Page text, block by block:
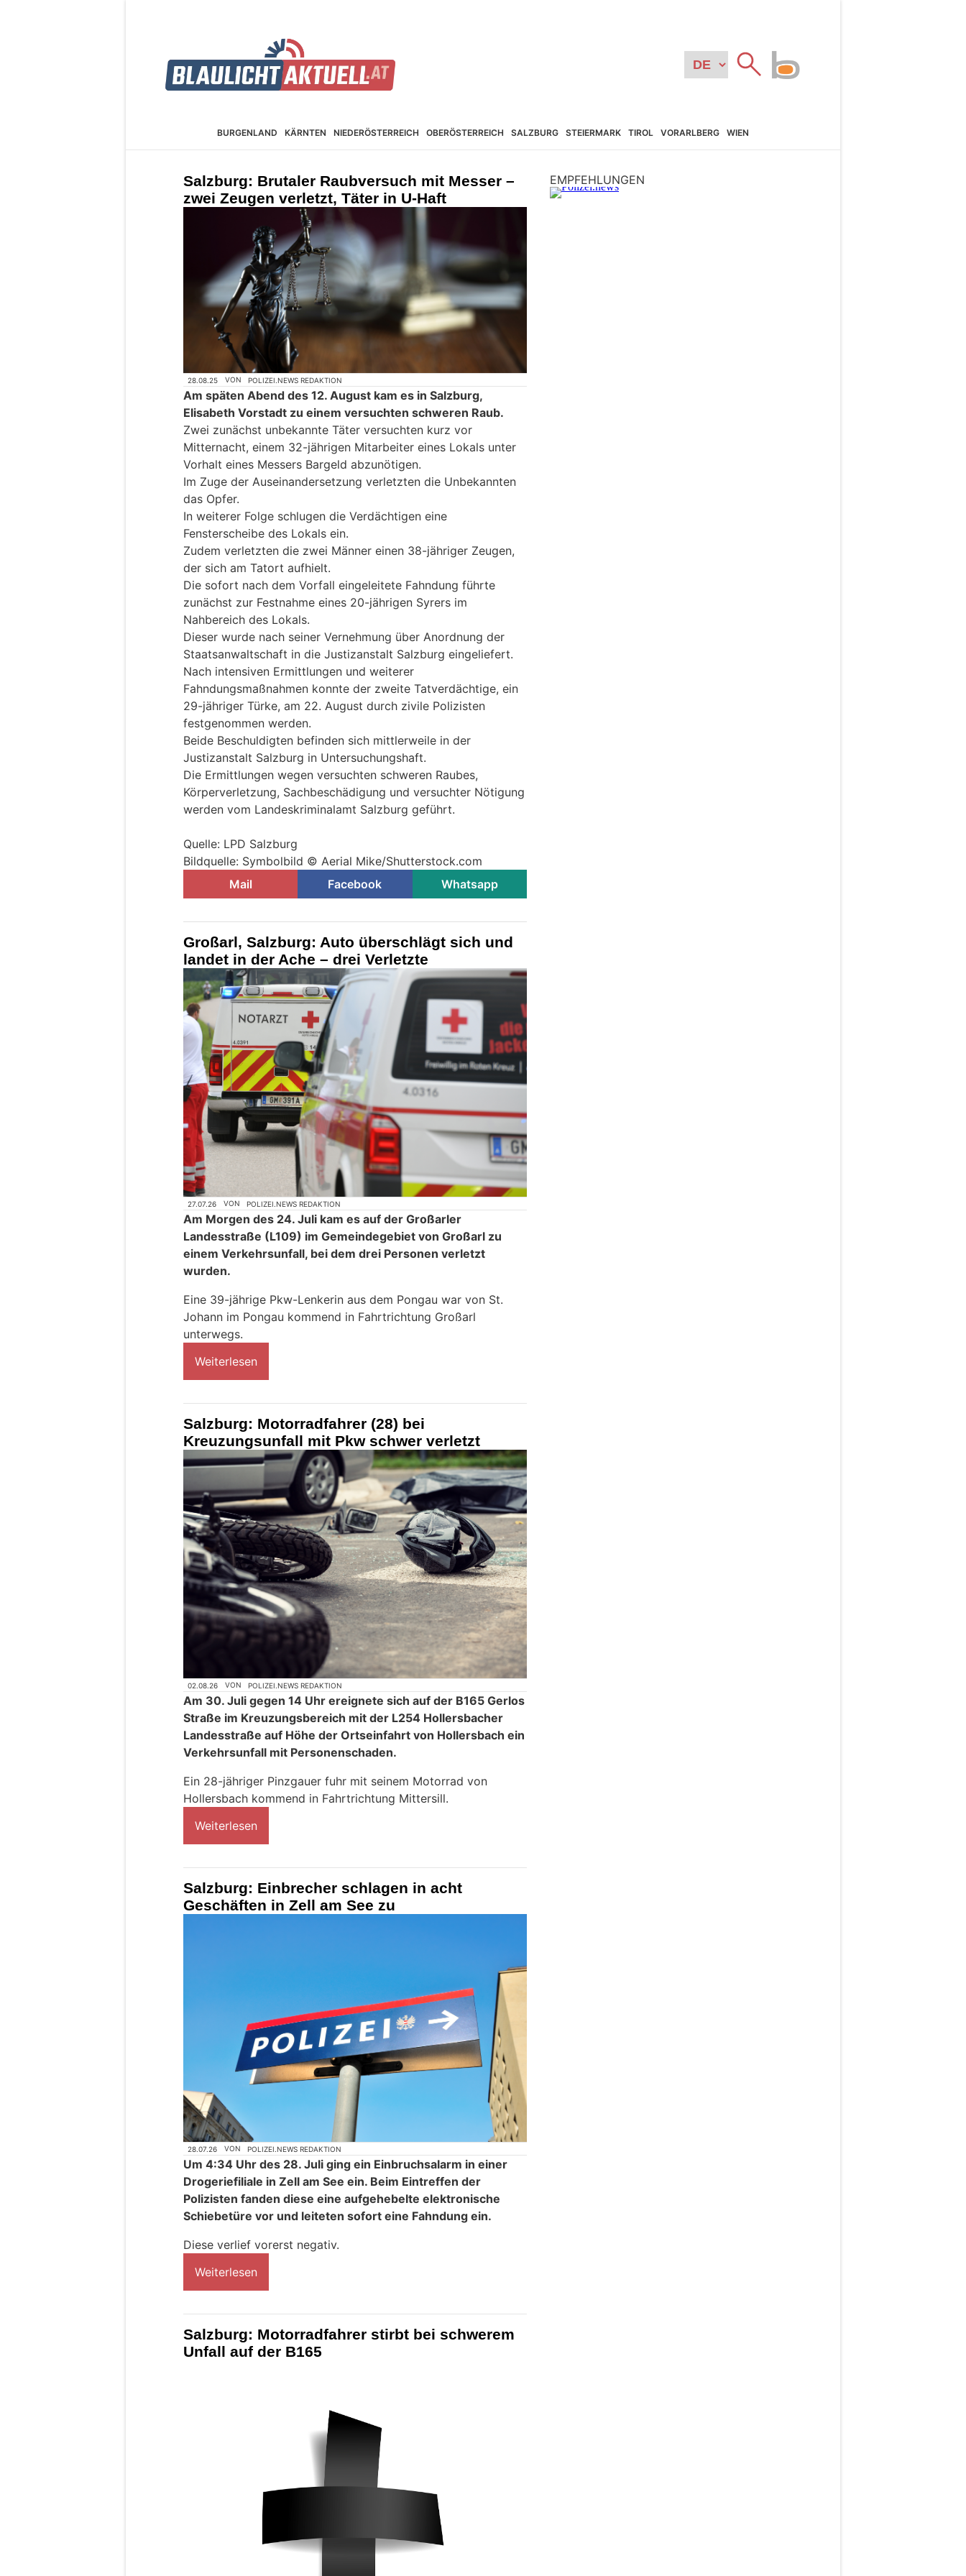
BURGEN­LAND KÄRNTEN NIEDER­ÖSTERREICH OBER­ÖSTERREICH SALZBURG STEIER­MARK TIROL VORARL­BERG WIEN
Salzburg: Brutaler Raubversuch mit Messer –
zwei Zeugen verletzt, Täter in U-Haft
28.08.25 VON POLIZEI.NEWS REDAKTION
Am späten Abend des 12. August kam es in Salzburg,
Elisabeth Vorstadt zu einem versuchten schweren Raub.
Zwei zunächst unbekannte Täter versuchten kurz vor
Mitternacht, einem 32-jährigen Mitarbeiter eines Lokals unter
Vorhalt eines Messers Bargeld abzunötigen.
Im Zuge der Auseinandersetzung verletzten die Unbekannten
das Opfer.
In weiterer Folge schlugen die Verdächtigen eine
Fensterscheibe des Lokals ein.
Zudem verletzten die zwei Männer einen 38-jähriger Zeugen,
der sich am Tatort aufhielt.
Die sofort nach dem Vorfall eingeleitete Fahndung führte
zunächst zur Festnahme eines 20-jährigen Syrers im
Nahbereich des Lokals.
Dieser wurde nach seiner Vernehmung über Anordnung der
Staatsanwaltschaft in die Justizanstalt Salzburg eingeliefert.
Nach intensiven Ermittlungen und weiterer
Fahndungsmaßnahmen konnte der zweite Tatverdächtige, ein
29-jähriger Türke, am 22. August durch zivile Polizisten
festgenommen werden.
Beide Beschuldigten befinden sich mittlerweile in der
Justizanstalt Salzburg in Untersuchungshaft.
Die Ermittlungen wegen versuchten schweren Raubes,
Körperverletzung, Sachbeschädigung und versuchter Nötigung
werden vom Landeskriminalamt Salzburg geführt.
Quelle: LPD Salzburg
Bildquelle: Symbolbild © Aerial Mike/Shutterstock.com
Mail
Facebook Whatsapp
Großarl, Salzburg: Auto überschlägt sich und
landet in der Ache – drei Verletzte
27.07.26 VON POLIZEI.NEWS REDAKTION
Am Morgen des 24. Juli kam es auf der Großarler
Landesstraße (L109) im Gemeindegebiet von Großarl zu
einem Verkehrsunfall, bei dem drei Personen verletzt
wurden.
Eine 39-jährige Pkw-Lenkerin aus dem Pongau war von St.
Johann im Pongau kommend in Fahrtrichtung Großarl
unterwegs.
Weiterlesen
Salzburg: Motorradfahrer (28) bei
Kreuzungsunfall mit Pkw schwer verletzt
02.08.26 VON POLIZEI.NEWS REDAKTION
Am 30. Juli gegen 14 Uhr ereignete sich auf der B165 Gerlos
Straße im Kreuzungsbereich mit der L254 Hollersbacher
Landesstraße auf Höhe der Ortseinfahrt von Hollersbach ein
Verkehrsunfall mit Personenschaden.
Ein 28-jähriger Pinzgauer fuhr mit seinem Motorrad von
Hollersbach kommend in Fahrtrichtung Mittersill.
Weiterlesen
Salzburg: Einbrecher schlagen in acht
Geschäften in Zell am See zu
28.07.26 VON POLIZEI.NEWS REDAKTION
Um 4:34 Uhr des 28. Juli ging ein Einbruchsalarm in einer
Drogeriefiliale in Zell am See ein. Beim Eintreffen der
Polizisten fanden diese eine aufgehebelte elektronische
Schiebetüre vor und leiteten sofort eine Fahndung ein.
Diese verlief vorerst negativ.
Weiterlesen
Salzburg: Motorradfahrer stirbt bei schwerem
Unfall auf der B165
EMPFEHLUNGEN